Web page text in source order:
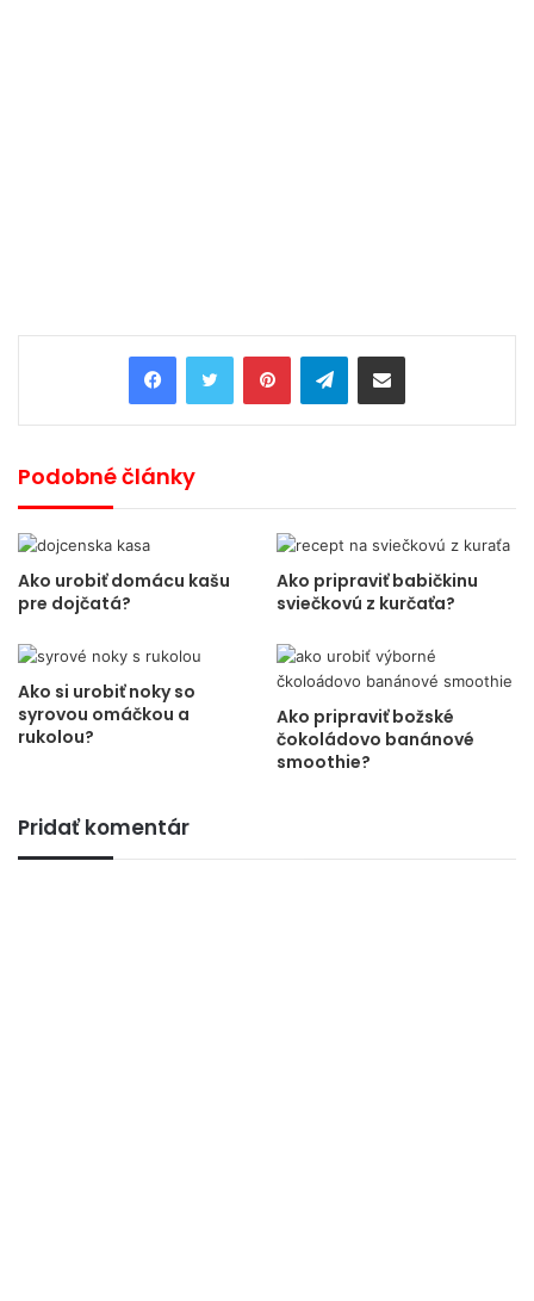
PinterestTelegramShare via Email
Podobné články
Ako urobiť domácu kašu
pre dojčatá?
Ako pripraviť babičkinu
sviečkovú z kurčaťa?
Ako si urobiť noky so
syrovou omáčkou a
rukolou?
Ako pripraviť božské
čokoládovo banánové
smoothie?
Pridať komentár